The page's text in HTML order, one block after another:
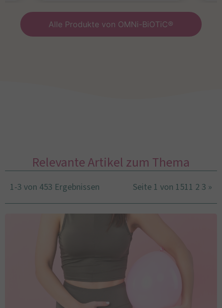
Alle Produkte von OMNi-BiOTiC®
Relevante Artikel zum Thema
1-3 von 453 Ergebnissen Seite 1 von 1511 2 3 »